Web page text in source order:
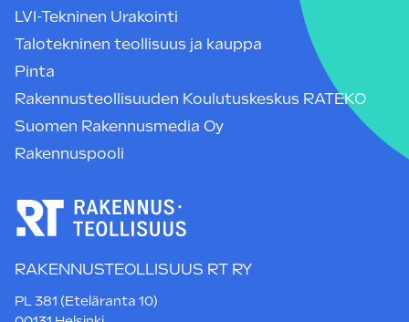
LVI-Tekninen Urakointi
Talotekninen teollisuus ja kauppa
Pinta
Rakennusteollisuuden Koulutuskeskus RATEKO
Suomen Rakennusmedia Oy
Rakennuspooli
RAKENNUSTEOLLISUUS RT RY
PL 381 (Eteläranta 10)